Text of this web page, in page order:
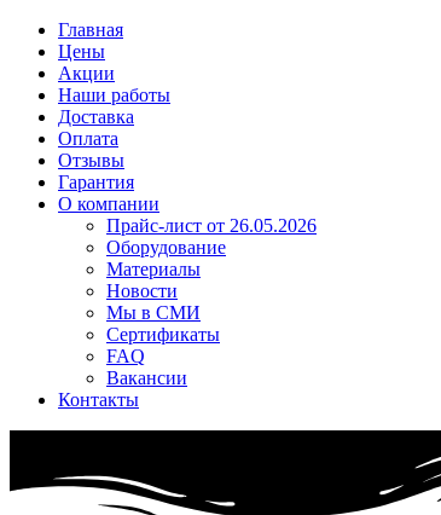
Главная
Цены
Акции
Наши работы
Доставка
Оплата
Отзывы
Гарантия
О компании
Прайс-лист от 26.05.2026
Оборудование
Материалы
Новости
Мы в СМИ
Сертификаты
FAQ
Вакансии
Контакты